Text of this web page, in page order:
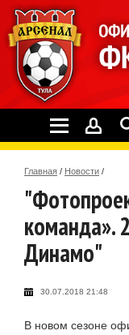
Главная / Новости /
команда».
Динамо"
30.07.2018 21:48
В новом сезоне